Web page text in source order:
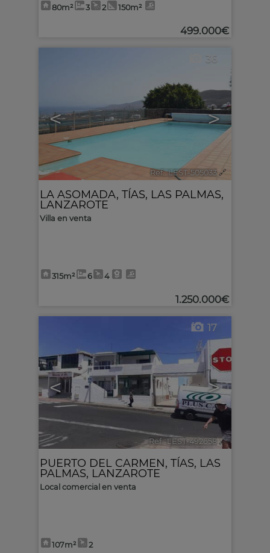
80m² 3 2 150m²
499.000€
< >
36
Ref.. LEST-505033 🔗
LA ASOMADA, TÍAS, LAS PALMAS,
LANZAROTE
Villa en venta
315m² 6 4
1.250.000€
< >
17
Ref.. LEST-492658 🔗
PUERTO DEL CARMEN, TÍAS, LAS
PALMAS, LANZAROTE
Local comercial en venta
107m² 2